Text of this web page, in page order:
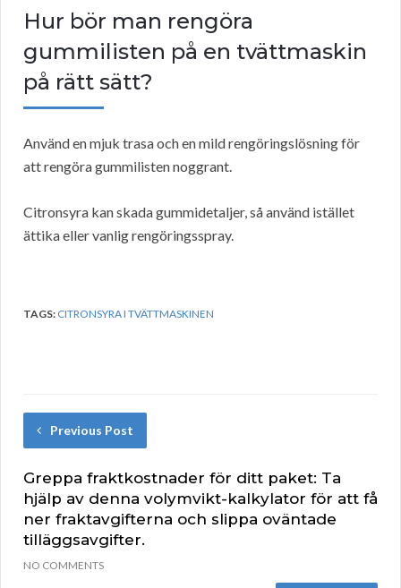
Hur bör man rengöra
gummilisten på en tvättmaskin
på rätt sätt?
Använd en mjuk trasa och en mild rengöringslösning för
att rengöra gummilisten noggrant.
Citronsyra kan skada gummidetaljer, så använd istället
ättika eller vanlig rengöringsspray.
TAGS: CITRONSYRA I TVÄTTMASKINEN
Previous Post
Greppa fraktkostnader för ditt paket: Ta
hjälp av denna volymvikt-kalkylator för att få
ner fraktavgifterna och slippa oväntade
tilläggsavgifter.
NO COMMENTS